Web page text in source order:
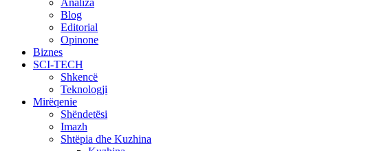
Analiza
Blog
Editorial
Opinone
Biznes
SCI-TECH
Shkencë
Teknologji
Mirëqenie
Shëndetësi
Imazh
Shtëpia dhe Kuzhina